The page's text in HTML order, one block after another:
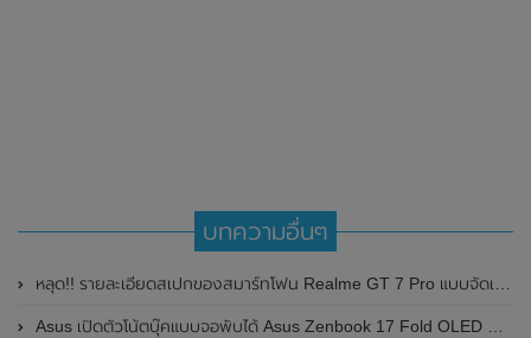
บทความอื่นๆ
หลุด!! รายละเอียดสเปกของสมาร์ทโฟน Realme GT 7 Pro แบบจัดเต็ม ก่อนเปิดตัวในเร็วๆนี้
Asus เปิดตัวโน้ตบุ๊คแบบจอพับได้ Asus Zenbook 17 Fold OLED มาพร้อมดีไซน์แบบพับได้ขนาด 17.3 นิ้ว